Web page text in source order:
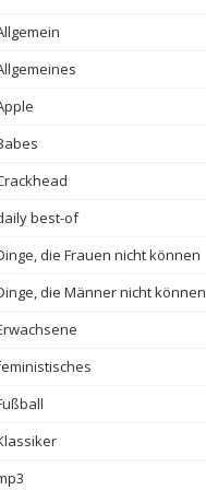
best-of
die Frauen nicht können
die Männer nicht können